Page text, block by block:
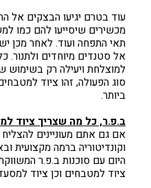
עוד בטרם יגיעו הבצקים אל
מכשירים שיסייעו להם כמו
תאי התפחה ועוד. לאחר מכן
אל סטנדים מיוחדים ולתנור.
למוצלחת ויעילה רק
סוג הפעולה, זהו ציוד
ביותר.
ב.פ.ר, כל מה שצריך ציוד
אם גם אתם מעוניינים להצליח
וקונדיטוריה ברמה מקצועית
היום עם סוכנות ב.פ.ר
ציוד למטבחים וכן ציוד